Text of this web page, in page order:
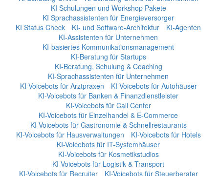
KI Schulungen und Workshop Pakete
KI Sprachassistenten für Energieversorger
KI Status Check
KI- und Software-Architektur
KI-Agenten
KI-Assistenten für Unternehmen
KI-basiertes Kommunikationsmanagement
KI-Beratung für Startups
KI-Beratung, Schulung & Coaching
KI-Sprachassistenten für Unternehmen
KI-Voicebots für Arztpraxen
KI-Voicebots für Autohäuser
KI-Voicebots für Banken & Finanzdienstleister
KI-Voicebots für Call Center
KI-Voicebots für Einzelhandel & E-Commerce
KI-Voicebots für Gastronomie & Schnellrestaurants
KI-Voicebots für Hausverwaltungen
KI-Voicebots für Hotels
KI-Voicebots für IT-Systemhäuser
KI-Voicebots für Kosmetikstudios
KI-Voicebots für Logistik & Transport
KI-Voicebots für Recruiter
KI-Voicebots für Steuerberater